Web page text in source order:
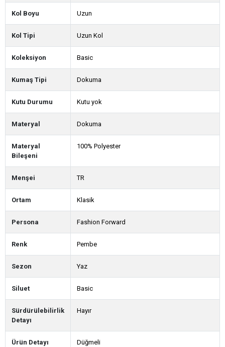
Kol Boyu Uzun
Kol Tipi Uzun Kol
Koleksiyon Basic
Kumaş Tipi Dokuma
Kutu Durumu Kutu yok
Materyal Dokuma
Materyal
Bileşeni
100% Polyester
Menşei TR
Ortam Klasik
Persona Fashion Forward
Renk Pembe
Sezon Yaz
Siluet Basic
Sürdürülebilirlik
Detayı
Hayır
Ürün Detayı Düğmeli